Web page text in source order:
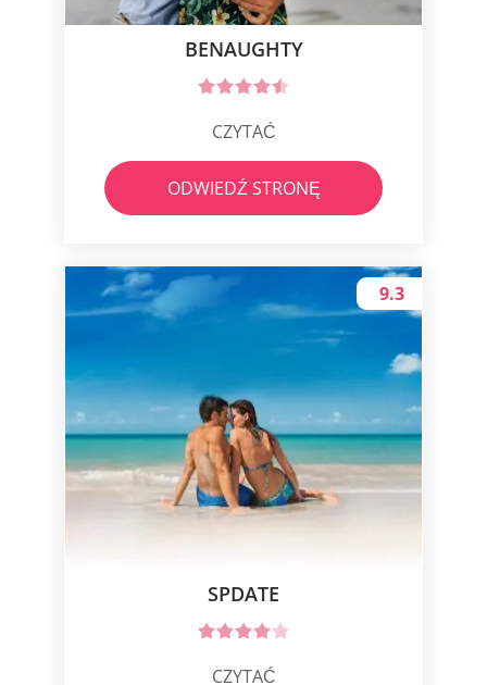
BENAUGHTY
CZYTAĆ
ODWIEDŹ STRONĘ
SPDATE
9.3
CZYTAĆ